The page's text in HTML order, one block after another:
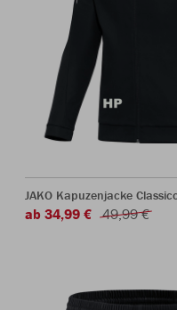
JAKO Kapuzenjacke
ab 34,99 € 49,99 €